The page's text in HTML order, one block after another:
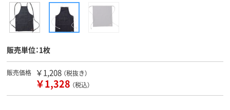
販売単位：1枚
販売価格 ￥1,208 （税抜き）
￥1,328 （税込）